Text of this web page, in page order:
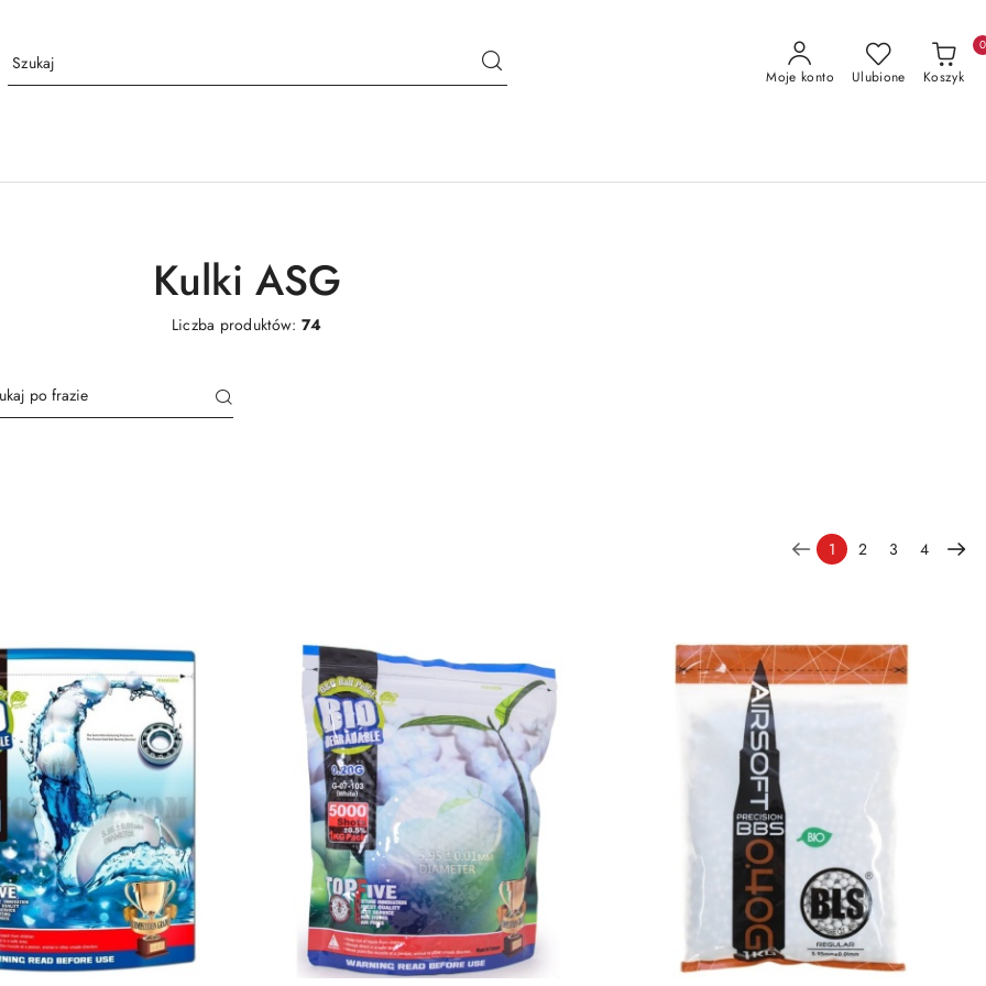
Moje konto Ulubione Koszyk
0
Kulki ASG
Liczba produktów: 74
1 2 3 4